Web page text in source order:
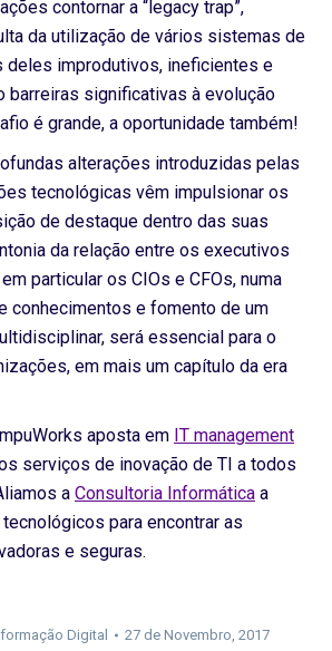
contornar a “legacy trap”,
da utilização de vários sistemas de
deles improdutivos, ineficientes e
barreiras significativas à evolução
é grande, a oportunidade também!
alterações introduzidas pelas
tecnológicas vêm impulsionar os
de destaque dentro das suas
da relação entre os executivos
particular os CIOs e CFOs, numa
conhecimentos e fomento de um
será essencial para o
em mais um capítulo da era
aposta em IT management
serviços de inovação de TI a todos
a Consultoria Informática a
para encontrar as
e seguras.
Digital 27 de Novembro, 2017